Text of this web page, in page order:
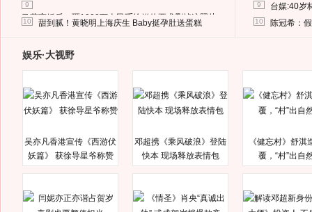
9
马蓉离婚后，砸1000万人民币给媒体要求删掉这照片
10 甜到腻！黄晓明上海庆生 Baby挺孕肚送蛋糕
9 台媒:40岁
10 陈冠希：
娱乐·大视野
吴亦凡香港宣传《西游伏
妖篇》 获徐导星爷称赞
邓超携《乘风破浪》登陆
快本 现场释放表情包
《健忘村》舒淇
覆，“村”出自